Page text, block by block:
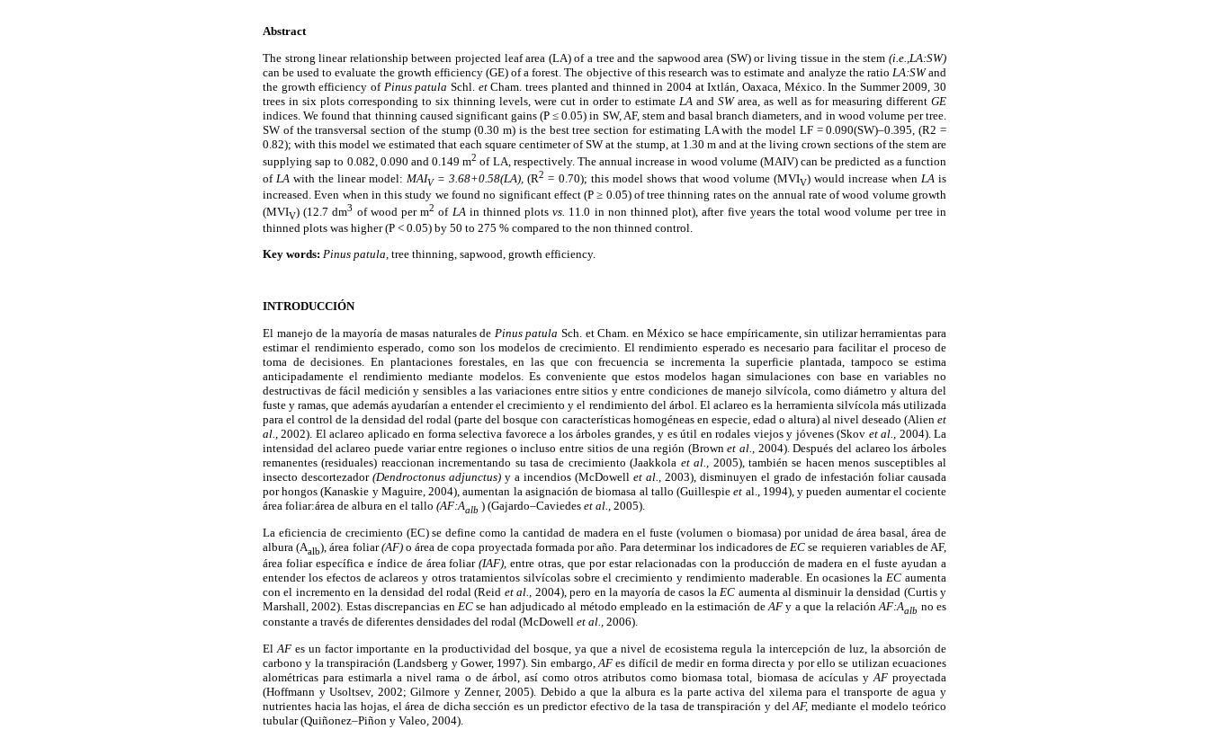
Abstract
The strong linear relationship between projected leaf area (LA) of a tree and the sapwood area (SW) or living tissue in the stem (i.e.,LA:SW)
can be used to evaluate the growth efficiency (GE) of a forest. The objective of this research was to estimate and analyze the ratio LA:SWand
the growth efficiency of Pinus patula Schl. etCham. trees planted and thinned in 2004 at Ixtlán, Oaxaca, México. In the Summer 2009, 30
trees in six plots corresponding to six thinning levels, were cut in order to estimate LA and SW area, as well as for measuring different GE
indices. We found that thinning caused significant gains (P ≤ 0.05) in SW, AF, stem and basal branch diameters, and in wood volume per tree.
SW of the transversal section of the stump (0.30 m) is the best tree section for estimating LA with the model LF = 0.090(SW)–0.395, (R2 =
0.82); with this model we estimated that each square centimeter of SW at the stump, at 1.30 m and at the living crown sections of the stem are
supplying sap to 0.082, 0.090 and 0.149 m2 of LA, respectively. The annual increase in wood volume (MAIV) can be predicted as a function
ofLAwith the linear model:MAIV= 3.68+0.58(LA),(R2 = 0.70); this model shows that wood volume (MVIV) would increase whenLAis
increased. Even when in this study we found no significant effect (P ≥ 0.05) of tree thinning rates on the annual rate of wood volume growth
(MVIV) (12.7 dm3 of wood per m2 of LA in thinned plotsvs. 11.0 in non thinned plot), after five years the total wood volume per tree in
thinned plots was higher (P < 0.05) by 50 to 275 % compared to the non thinned control.
Key words: Pinus patula, tree thinning, sapwood, growth efficiency.
INTRODUCCIÓN
El manejo de la mayoría de masas naturales de Pinus patulaSch. et Cham. en México se hace empíricamente, sin utilizar herramientas para
estimar el rendimiento esperado, como son los modelos de crecimiento. El rendimiento esperado es necesario para facilitar el proceso de
toma de decisiones. En plantaciones forestales, en las que con frecuencia se incrementa la superficie plantada, tampoco se estima
anticipadamente el rendimiento mediante modelos. Es conveniente que estos modelos hagan simulaciones con base en variables no
destructivas de fácil medición y sensibles a las variaciones entre sitios y entre condiciones de manejo silvícola, como diámetro y altura del
fuste y ramas, que además ayudarían a entender el crecimiento y el rendimiento del árbol. El aclareo es la herramienta silvícola más utilizada
para el control de la densidad del rodal (parte del bosque con características homogéneas en especie, edad o altura) al nivel deseado (Alien et
al.,2002). El aclareo aplicado en forma selectiva favorece a los árboles grandes, y es útil en rodales viejos y jóvenes (Skov et al., 2004). La
intensidad del aclareo puede variar entre regiones o incluso entre sitios de una región (Brownet al., 2004). Después del aclareo los árboles
remanentes (residuales) reaccionan incrementando su tasa de crecimiento (Jaakkola et al., 2005), también se hacen menos susceptibles al
insecto descortezador (Dendroctonus adjunctus) y a incendios (McDowell et al., 2003), disminuyen el grado de infestación foliar causada
por hongos (Kanaskie y Maguire, 2004), aumentan la asignación de biomasa al tallo (Guillespieet al., 1994), y pueden aumentar el cociente
área foliar:área de albura en el tallo (AF:Aalb ) (Gajardo–Caviedes et al., 2005).
La eficiencia de crecimiento (EC) se define como la cantidad de madera en el fuste (volumen o biomasa) por unidad de área basal, área de
albura (Aalb), área foliar(AF) o área de copa proyectada formada por año. Para determinar los indicadores deECse requieren variables de AF,
área foliar específica e índice de área foliar(IAF),entre otras, que por estar relacionadas con la producción de madera en el fuste ayudan a
entender los efectos de aclareos y otros tratamientos silvícolas sobre el crecimiento y rendimiento maderable. En ocasiones la ECaumenta
con el incremento en la densidad del rodal (Reid et al., 2004), pero en la mayoría de casos la EC aumenta al disminuir la densidad (Curtis y
Marshall, 2002). Estas discrepancias en ECse han adjudicado al método empleado en la estimación de AFy a que la relaciónAF:Aalb no es
constante a través de diferentes densidades del rodal (McDowell et al., 2006).
ElAFes un factor importante en la productividad del bosque, ya que a nivel de ecosistema regula la intercepción de luz, la absorción de
carbono y la transpiración (Landsberg y Gower, 1997). Sin embargo,AFes difícil de medir en forma directa y por ello se utilizan ecuaciones
alométricas para estimarla a nivel rama o de árbol, así como otros atributos como biomasa total, biomasa de acículas y AFproyectada
(Hoffmann y Usoltsev, 2002; Gilmore y Zenner, 2005). Debido a que la albura es la parte activa del xilema para el transporte de agua y
nutrientes hacia las hojas, el área de dicha sección es un predictor efectivo de la tasa de transpiración y delAF,mediante el modelo teórico
tubular (Quiñonez–Piñon y Valeo, 2004).